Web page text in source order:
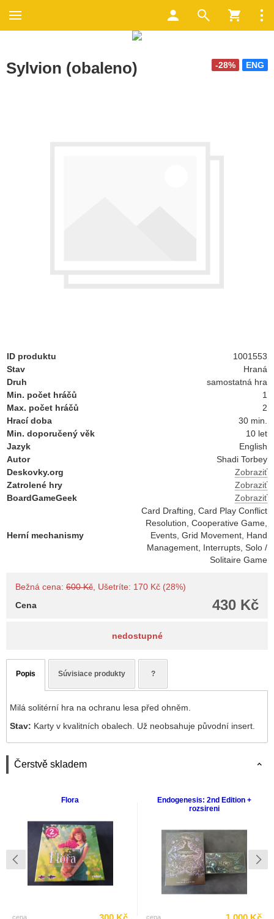
ENG
-28%
Sylvion (obaleno)
ID produktu
1001553
Stav
Hraná
Druh
samostatná hra
Min. počet hráčů
1
Max. počet hráčů
2
Hrací doba
30 min.
Min. doporučený věk
10 let
Jazyk
English
Autor
Shadi Torbey
Deskovky.org
Zobraziť
Zatrolené hry
Zobraziť
BoardGameGeek
Zobraziť
Herní mechanismy
Card Drafting, Card Play Conflict
Resolution, Cooperative Game,
Events, Grid Movement, Hand
Management, Interrupts, Solo /
Solitaire Game
Bežná cena: 600 Kč , Ušetríte: 170 Kč (28%)
430 Kč
Cena
nedostupné
Popis Súvisiace produkty ?
Milá solitérní hra na ochranu lesa před ohněm.
Stav: Karty v kvalitních obalech. Už neobsahuje původní insert.
Čerstvě skladem
Flora
cena
Endogenesis: 2nd Edition +
rozsireni
cena